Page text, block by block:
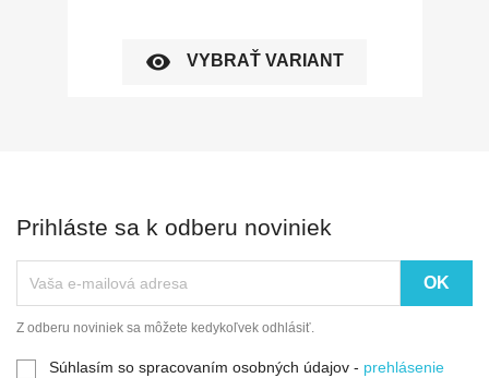
visibility VYBRAŤ VARIANT
Prihláste sa k odberu noviniek
Z odberu noviniek sa môžete kedykoľvek odhlásiť.
Súhlasím so spracovaním osobných údajov - prehlásenie